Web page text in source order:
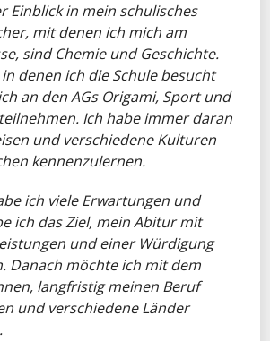
Einblick in mein schulisches
mit denen ich mich am
sind Chemie und Geschichte.
denen ich die Schule besucht
an den AGs Origami, Sport und
Ich habe immer daran
und verschiedene Kulturen
kennenzulernen.
ich viele Erwartungen und
ich das Ziel, mein Abitur mit
und einer Würdigung
Danach möchte ich mit dem
langfristig meinen Beruf
und verschiedene Länder